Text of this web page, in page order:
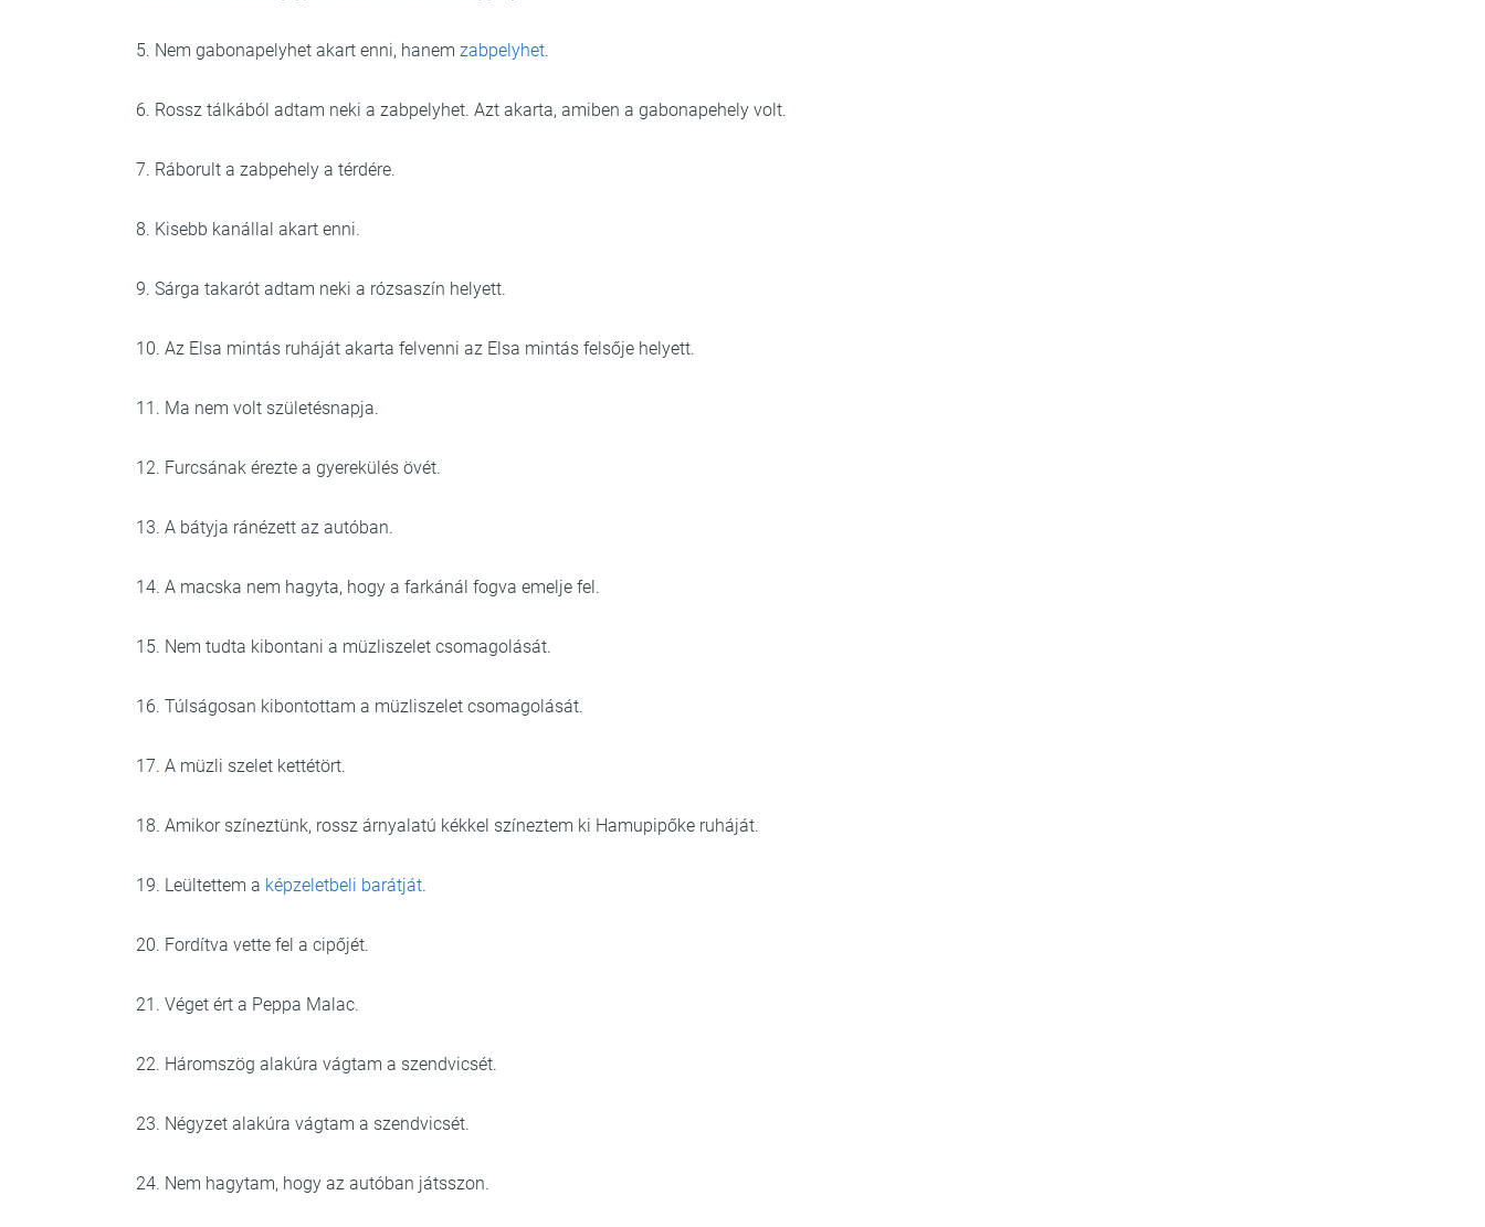
5. Nem gabonapelyhet akart enni, hanem zabpelyhet.
6. Rossz tálkából adtam neki a zabpelyhet. Azt akarta, amiben a gabonapehely volt.
7. Ráborult a zabpehely a térdére.
8. Kisebb kanállal akart enni.
9. Sárga takarót adtam neki a rózsaszín helyett.
10. Az Elsa mintás ruháját akarta felvenni az Elsa mintás felsője helyett.
11. Ma nem volt születésnapja.
12. Furcsának érezte a gyerekülés övét.
13. A bátyja ránézett az autóban.
14. A macska nem hagyta, hogy a farkánál fogva emelje fel.
15. Nem tudta kibontani a müzliszelet csomagolását.
16. Túlságosan kibontottam a müzliszelet csomagolását.
17. A müzli szelet kettétört.
18. Amikor színeztünk, rossz árnyalatú kékkel színeztem ki Hamupipőke ruháját.
19. Leültettem a képzeletbeli barátját.
20. Fordítva vette fel a cipőjét.
21. Véget ért a Peppa Malac.
22. Háromszög alakúra vágtam a szendvicsét.
23. Négyzet alakúra vágtam a szendvicsét.
24. Nem hagytam, hogy az autóban játsszon.